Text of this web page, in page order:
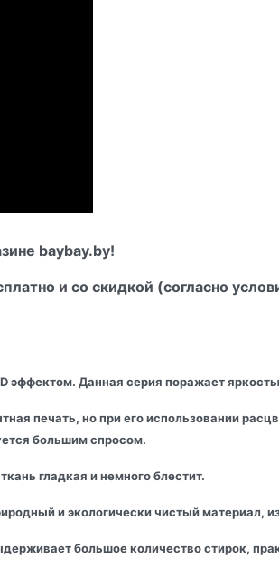
baybay.by!
и со скидкой (согласно
эффектом. Данная серия поражает
печать, но при его использовании
большим спросом.
гладкая и немного блестит.
и экологически чистый материал,
большое количество стирок,